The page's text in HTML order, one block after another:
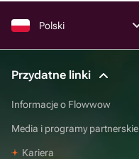
Polski
Przydatne linki
Informacje o Flowwow
Media i programy partnerskie
Kariera